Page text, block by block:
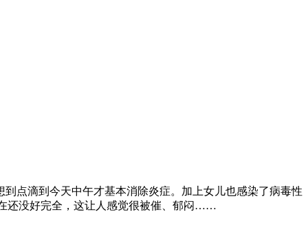
点滴到今天中午才基本消除炎症。加上女儿也感染了病毒性
还没好完全，这让人感觉很被催、郁闷……